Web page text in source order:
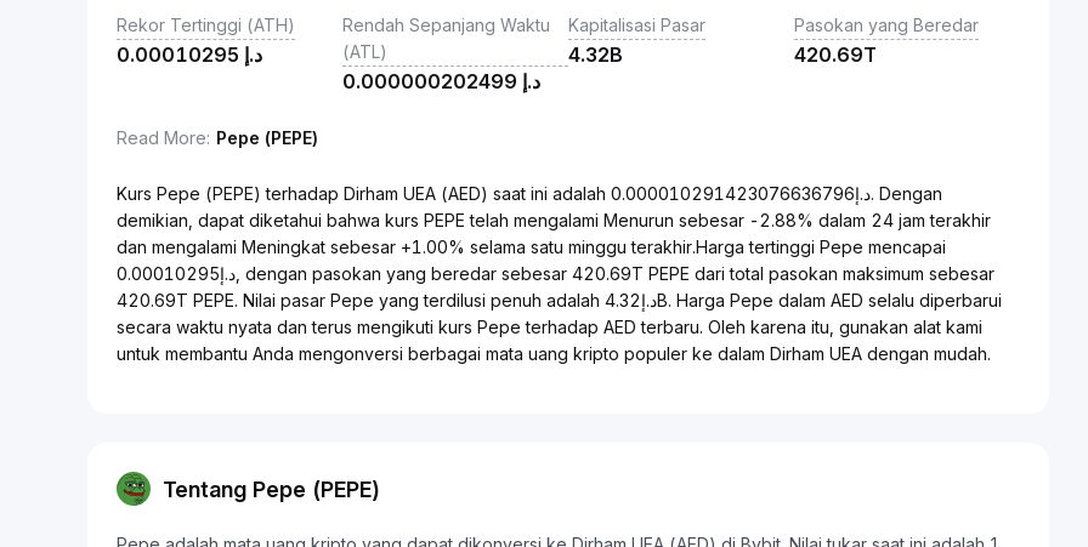
Rekor Tertinggi (ATH)
د.إ 0.00010295
Rendah Sepanjang Waktu
(ATL)
د.إ 0.000000202499
Kapitalisasi Pasar
4.32B
Pasokan yang Beredar
420.69T
Read More: Pepe (PEPE)
Kurs Pepe (PEPE) terhadap Dirham UEA (AED) saat ini adalah د.إ0.000010291423076636796. Dengan
demikian, dapat diketahui bahwa kurs PEPE telah mengalami Menurun sebesar -2.88% dalam 24 jam terakhir
dan mengalami Meningkat sebesar +1.00% selama satu minggu terakhir.Harga tertinggi Pepe mencapai
د.إ0.00010295, dengan pasokan yang beredar sebesar 420.69T PEPE dari total pasokan maksimum sebesar
420.69T PEPE. Nilai pasar Pepe yang terdilusi penuh adalah د.إ4.32B. Harga Pepe dalam AED selalu diperbarui
secara waktu nyata dan terus mengikuti kurs Pepe terhadap AED terbaru. Oleh karena itu, gunakan alat kami
untuk membantu Anda mengonversi berbagai mata uang kripto populer ke dalam Dirham UEA dengan mudah.
Tentang Pepe (PEPE)